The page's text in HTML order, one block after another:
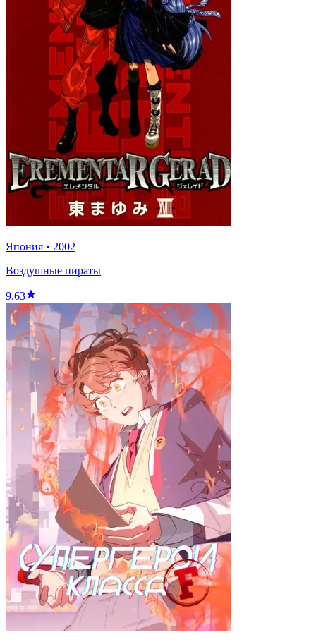
Япония • 2002
Воздушные пираты
9.63